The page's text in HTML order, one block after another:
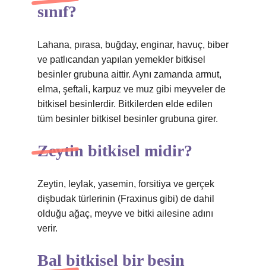
sınıf?
Lahana, pırasa, buğday, enginar, havuç, biber
ve patlıcandan yapılan yemekler bitkisel
besinler grubuna aittir. Aynı zamanda armut,
elma, şeftali, karpuz ve muz gibi meyveler de
bitkisel besinlerdir. Bitkilerden elde edilen
tüm besinler bitkisel besinler grubuna girer.
Zeytin bitkisel midir?
Zeytin, leylak, yasemin, forsitiya ve gerçek
dişbudak türlerinin (Fraxinus gibi) de dahil
olduğu ağaç, meyve ve bitki ailesine adını
verir.
Bal bitkisel bir besin